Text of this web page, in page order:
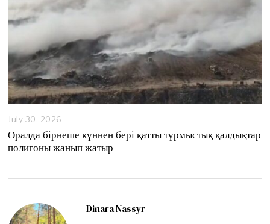
July 30, 2026
Оралда бірнеше күннен бері қатты тұрмыстық қалдықтар
полигоны жанып жатыр
Dinara Nassyr